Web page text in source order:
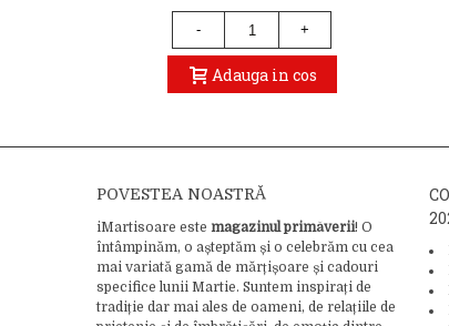
- +
Adauga in cos
POVESTEA NOASTRĂ
iMartisoare este magazinul primăverii! O
întâmpinăm, o așteptăm și o celebrăm cu cea
mai variată gamă de mărțișoare și cadouri
specifice lunii Martie. Suntem inspirați de
tradiție dar mai ales de oameni, de relațiile de